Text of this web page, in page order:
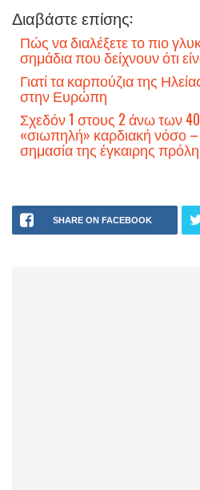
Διαβάστε επίσης:
Πώς να διαλέξετε το πιο
σημάδια που δείχνουν ότι
Γιατί τα καρπούζια της
στην Ευρώπη
Σχεδόν 1 στους 2 άνω των 40
«σιωπηλή» καρδιακή νόσο –
σημασία της έγκαιρης
SHARE ON FACEBOOK